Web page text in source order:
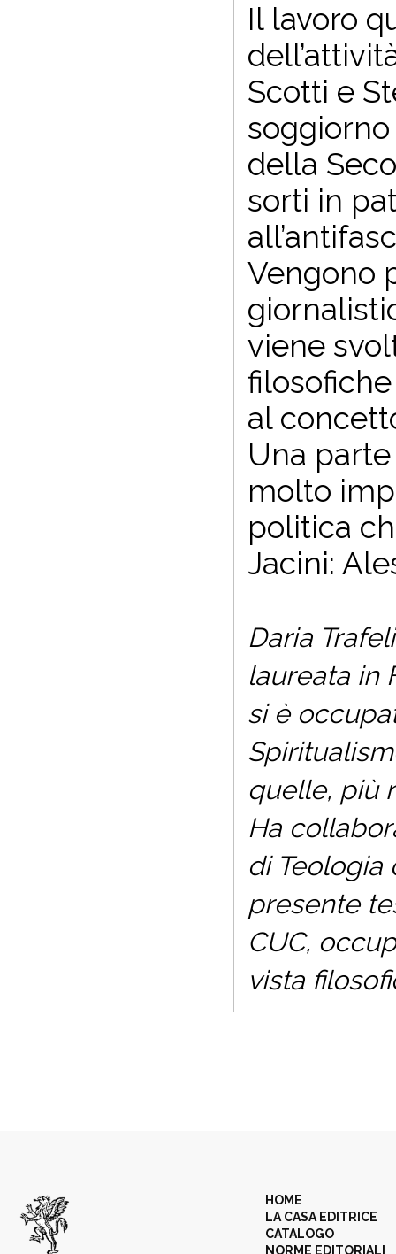
Il lavoro
Scotti e
della
sorti in
Vengono
viene
al
Una
molto
politica
Jacini:
Daria
laureata in
si è
quelle, più
Ha
di Teologia
presente
CUC,
vista
HOME
LA CASA EDITRICE
CATALOGO
NORME EDITORIALI